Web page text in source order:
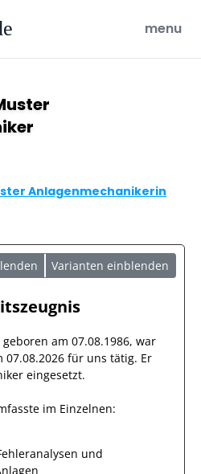
open
menu
Anlagenmechanikerin
Varianten einblenden
geboren am 07.08.1986, war
07.08.2026 für uns tätig. Er
eingesetzt.
im Einzelnen:
und